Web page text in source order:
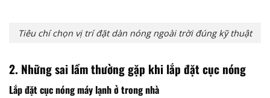
Tiêu chí chọn vị trí đặt dàn nóng ngoài trời đúng kỹ thuật
2. Những sai lầm thường gặp khi lắp đặt cục nóng
Lắp đặt cục nóng máy lạnh ở trong nhà